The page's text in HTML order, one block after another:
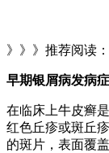
》》》推荐阅读：
早期银屑病发病
在临床上牛皮癣
红色丘疹或斑丘
的斑片，表面覆